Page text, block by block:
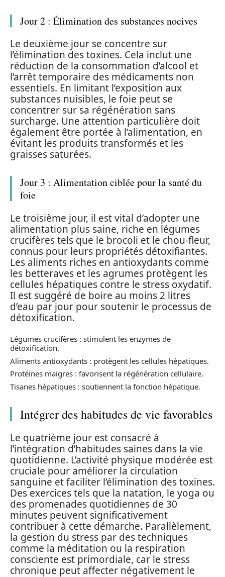
Jour 2 : Élimination des substances nocives
Le deuxième jour se concentre sur
l’élimination des toxines. Cela inclut une
réduction de la consommation d’alcool et
l’arrêt temporaire des médicaments non
essentiels. En limitant l’exposition aux
substances nuisibles, le foie peut se
concentrer sur sa régénération sans
surcharge. Une attention particulière doit
également être portée à l’alimentation, en
évitant les produits transformés et les
graisses saturées.
Jour 3 : Alimentation ciblée pour la santé du
foie
Le troisième jour, il est vital d’adopter une
alimentation plus saine, riche en légumes
crucifères tels que le brocoli et le chou-fleur,
connus pour leurs propriétés détoxifiantes.
Les aliments riches en antioxydants comme
les betteraves et les agrumes protègent les
cellules hépatiques contre le stress oxydatif.
Il est suggéré de boire au moins 2 litres
d’eau par jour pour soutenir le processus de
détoxification.
Légumes crucifères : stimulent les enzymes de
détoxification.
Aliments antioxydants : protègent les cellules hépatiques.
Protéines maigres : favorisent la régénération cellulaire.
Tisanes hépatiques : soutiennent la fonction hépatique.
Intégrer des habitudes de vie favorables
Le quatrième jour est consacré à
l’intégration d’habitudes saines dans la vie
quotidienne. L’activité physique modérée est
cruciale pour améliorer la circulation
sanguine et faciliter l’élimination des toxines.
Des exercices tels que la natation, le yoga ou
des promenades quotidiennes de 30
minutes peuvent significativement
contribuer à cette démarche. Parallèlement,
la gestion du stress par des techniques
comme la méditation ou la respiration
consciente est primordiale, car le stress
chronique peut affecter négativement le